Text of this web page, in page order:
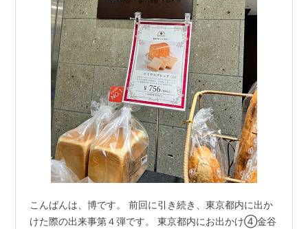
こんばんは、博です。 前回に引き続き、東京都内に出か
けた際の出来事第４弾です。 東京都内にお出かけ④金谷